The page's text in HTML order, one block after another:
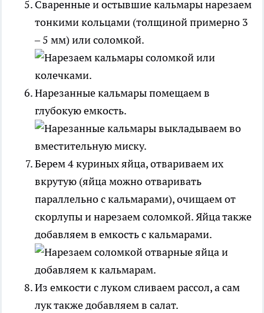
Сваренные и остывшие кальмары нарезаем
тонкими кольцами (толщиной примерно 3
– 5 мм) или соломкой.
Нарезанные кальмары помещаем в
глубокую емкость.
Берем 4 куриных яйца, отвариваем их
вкрутую (яйца можно отваривать
параллельно с кальмарами), очищаем от
скорлупы и нарезаем соломкой. Яйца также
добавляем в емкость с кальмарами.
Из емкости с луком сливаем рассол, а сам
лук также добавляем в салат.